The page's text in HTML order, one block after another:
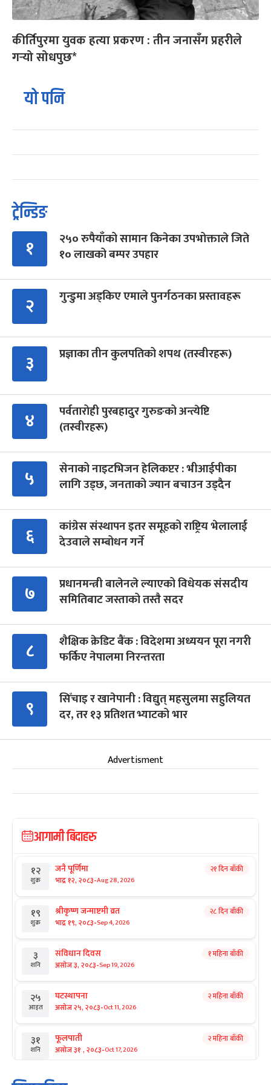
कीर्तिपुरमा युवक हत्या प्रकरण : तीन जनासँग प्रहरीले
गर्‍यो सोधपुछ*
यो पनि
ट्रेन्डिङ
१
२५० रुपैयाँको सामान किनेका उपभोक्ताले जिते
१० लाखको बम्पर उपहार
२ गुन्डुमा अड्किए एमाले पुनर्गठनका प्रस्तावहरू
३ प्रज्ञाका तीन कुलपतिको शपथ (तस्वीरहरू)
४
पर्वतारोही पुरबहादुर गुरुङको अन्त्येष्टि
(तस्वीरहरू)
५
सेनाको नाइटभिजन हेलिकप्टर : भीआईपीका
लागि उड्छ, जनताको ज्यान बचाउन उड्दैन
६
कांग्रेस संस्थापन इतर समूहको राष्ट्रिय भेलालाई
देउवाले सम्बोधन गर्ने
७
प्रधानमन्त्री बालेनले ल्याएको विधेयक संसदीय
समितिबाट जस्ताको तस्तै सदर
८
शैक्षिक क्रेडिट बैंक : विदेशमा अध्ययन पूरा नगरी
फर्किए नेपालमा निरन्तरता
९
सिँचाइ र खानेपानी : विद्युत् महसुलमा सहुलियत
दर, तर १३ प्रतिशत भ्याटको भार
Advertisment
आगामी बिदाहरु
१२
शुक्र
जनै पूर्णिमा
भाद्र १२, २०८३-Aug 28, 2026
२१ दिन बाँकी
१९
शुक्र
श्रीकृष्ण जन्माष्टमी व्रत
भाद्र १९, २०८३-Sep 4, 2026
२८ दिन बाँकी
३
शनि
संविधान दिवस
असोज ३, २०८३-Sep 19, 2026
१ महिना बाँकी
२५
आइत
घटस्थापना
असोज २५, २०८३-Oct 11, 2026
२ महिना बाँकी
३१
शनि
फूलपाती
असोज ३१ , २०८३-Oct 17, 2026
२ महिना बाँकी
कार्तिक सङ्क्रान्ति